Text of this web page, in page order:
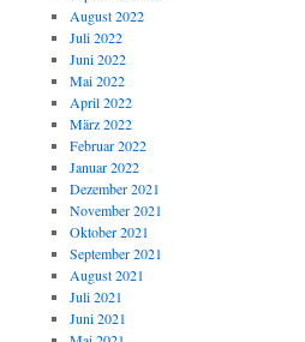
August 2022
Juli 2022
Juni 2022
Mai 2022
April 2022
März 2022
Februar 2022
Januar 2022
Dezember 2021
November 2021
Oktober 2021
September 2021
August 2021
Juli 2021
Juni 2021